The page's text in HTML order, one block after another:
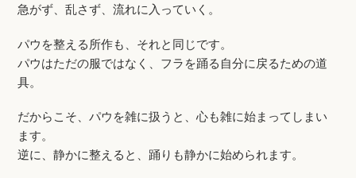
急がず、乱さず、流れに入っていく。
パウを整える所作も、それと同じです。
パウはただの服ではなく、フラを踊る自分に戻るための道
具。
だからこそ、パウを雑に扱うと、心も雑に始まってしまい
ます。
逆に、静かに整えると、踊りも静かに始められます。